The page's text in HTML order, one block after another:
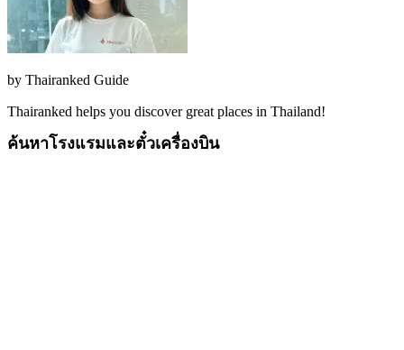
by Thairanked Guide
Thairanked helps you discover great places in Thailand!
ค้นหาโรงแรมและตั๋วเครื่องบิน